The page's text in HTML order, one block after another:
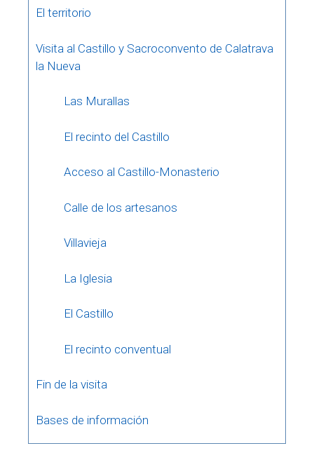
El territorio
Visita al Castillo y Sacroconvento de Calatrava
la Nueva
Las Murallas
El recinto del Castillo
Acceso al Castillo-Monasterio
Calle de los artesanos
Villavieja
La Iglesia
El Castillo
El recinto conventual
Fin de la visita
Bases de información